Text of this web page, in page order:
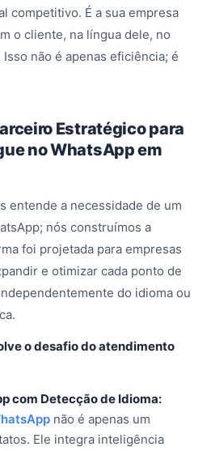
competitivo. É a sua empresa
o cliente, na língua dele, no
não é apenas eficiência; é
Estratégico para
no WhatsApp em
entende a necessidade de um
; nós construímos a
foi projetada para empresas
e otimizar cada ponto de
do idioma ou
o desafio do atendimento
com Detecção de Idioma:
não é apenas um
Ele integra inteligência